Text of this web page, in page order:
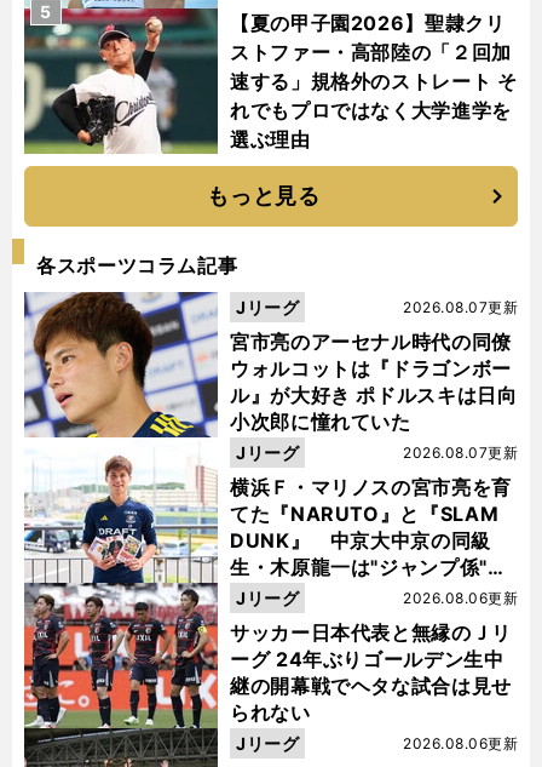
【夏の甲子園2026】聖隷クリ
ストファー・高部陸の「２回加
速する」規格外のストレート そ
れでもプロではなく大学進学を
選ぶ理由
5
もっと見る
各スポーツコラム記事
宮市亮のアーセナル時代の同僚
ウォルコットは『ドラゴンボー
ル』が大好き ポドルスキは日向
小次郎に憧れていた
2026.08.07更新
Jリーグ
横浜Ｆ・マリノスの宮市亮を育
てた『NARUTO』と『SLAM
DUNK』 中京大中京の同級
生・木原龍一は"ジャンプ係"だ
った
2026.08.07更新
Jリーグ
サッカー日本代表と無縁のＪリ
ーグ 24年ぶりゴールデン生中
継の開幕戦でヘタな試合は見せ
られない
2026.08.06更新
Jリーグ
2026.08.06更新
Jリーグ